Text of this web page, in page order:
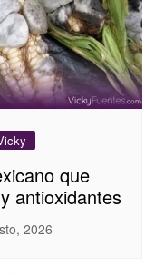
que
antioxidantes
2026